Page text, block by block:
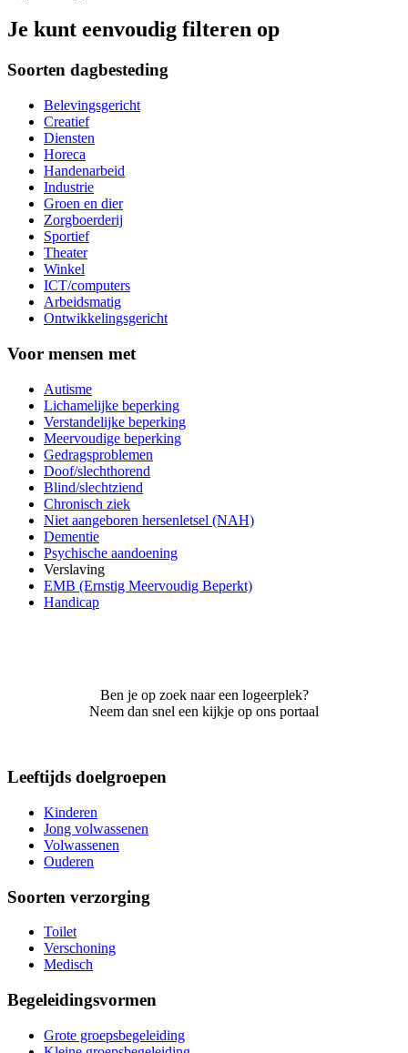
Je kunt eenvoudig filteren op
Soorten dagbesteding
Belevingsgericht
Creatief
Diensten
Horeca
Handenarbeid
Industrie
Groen en dier
Zorgboerderij
Sportief
Theater
Winkel
ICT/computers
Arbeidsmatig
Ontwikkelingsgericht
Voor mensen met
Autisme
Lichamelijke beperking
Verstandelijke beperking
Meervoudige beperking
Gedragsproblemen
Doof/slechthorend
Blind/slechtziend
Chronisch ziek
Niet aangeboren hersenletsel (NAH)
Dementie
Psychische aandoening
Verslaving
EMB (Ernstig Meervoudig Beperkt)
Handicap
Ben je op zoek naar een logeerplek?
Neem dan snel een kijkje op ons portaal
Leeftijds doelgroepen
Kinderen
Jong volwassenen
Volwassenen
Ouderen
Soorten verzorging
Toilet
Verschoning
Medisch
Begeleidingsvormen
Grote groepsbegeleiding